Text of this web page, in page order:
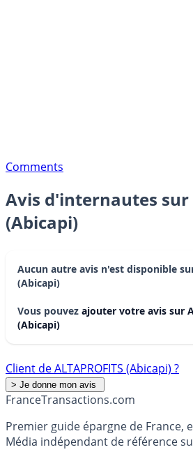
Comments
Avis d'internautes sur
(Abicapi)
Aucun autre avis n'est disponible sur
(Abicapi)
Vous pouvez ajouter votre avis sur
(Abicapi)
Client de ALTAPROFITS (Abicapi) ?
FranceTransactions.com
Premier guide épargne de France,
Média indépendant de référence